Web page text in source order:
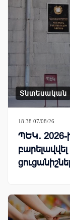
Տնտեսական
18:38 07/08/26
ՊԵԿ․ 2026-